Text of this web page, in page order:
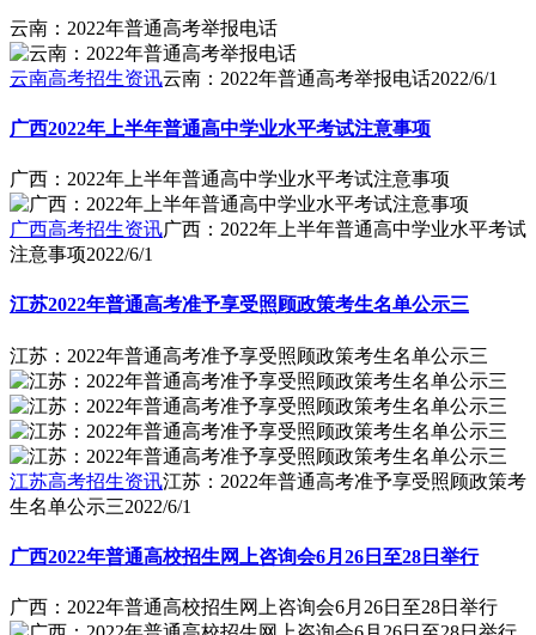
云南：2022年普通高考举报电话
云南高考招生资讯云南：2022年普通高考举报电话2022/6/1
广西2022年上半年普通高中学业水平考试注意事项
广西：2022年上半年普通高中学业水平考试注意事项
广西高考招生资讯广西：2022年上半年普通高中学业水平考试
注意事项2022/6/1
江苏2022年普通高考准予享受照顾政策考生名单公示三
江苏：2022年普通高考准予享受照顾政策考生名单公示三
江苏高考招生资讯江苏：2022年普通高考准予享受照顾政策考
生名单公示三2022/6/1
广西2022年普通高校招生网上咨询会6月26日至28日举行
广西：2022年普通高校招生网上咨询会6月26日至28日举行